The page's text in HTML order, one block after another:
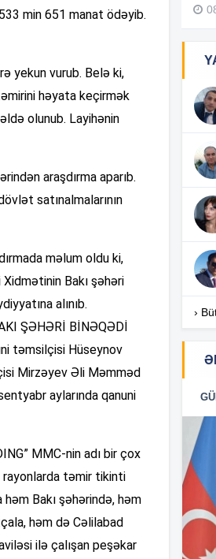
min 651 manat ödəyib.
yekun vurub. Belə ki,
həyata keçirmək
olunub. Layihənin
araşdırma aparıb.
satınalmalarının
məlum oldu ki,
Bakı şəhəri
alınıb.
ŞƏHƏRİ BİNƏQƏDİ
təmsilçisi Hüseynov
Mirzəyev Əli Məmməd
aylarında qanuni
MMC-nin adı bir çox
rayonlarda təmir tikinti
Bakı şəhərində, həm
həm də Cəlilabad
ilə çalışan peşəkar
›